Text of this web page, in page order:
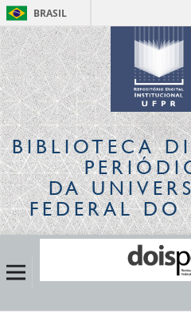
BRASIL
BIBLIOTECA
DA
FEDERAL DO